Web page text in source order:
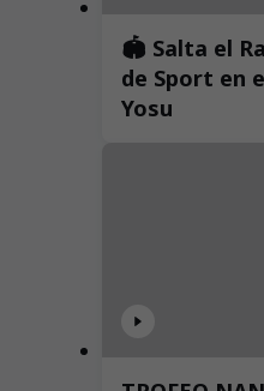
🏟️ Salta el
de Sport en
Yosu